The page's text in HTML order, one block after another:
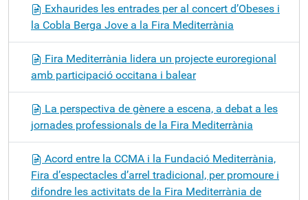
Exhaurides les entrades per al concert d’Obeses i
la Cobla Berga Jove a la Fira Mediterrània
Fira Mediterrània lidera un projecte euroregional
amb participació occitana i balear
La perspectiva de gènere a escena, a debat a les
jornades professionals de la Fira Mediterrània
Acord entre la CCMA i la Fundació Mediterrània,
Fira d’espectacles d’arrel tradicional, per promoure i
difondre les activitats de la Fira Mediterrània de